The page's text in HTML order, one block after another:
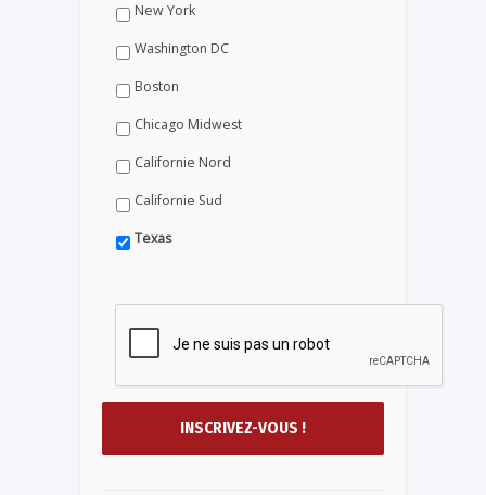
New York
Washington DC
Boston
Chicago Midwest
Californie Nord
Californie Sud
Texas